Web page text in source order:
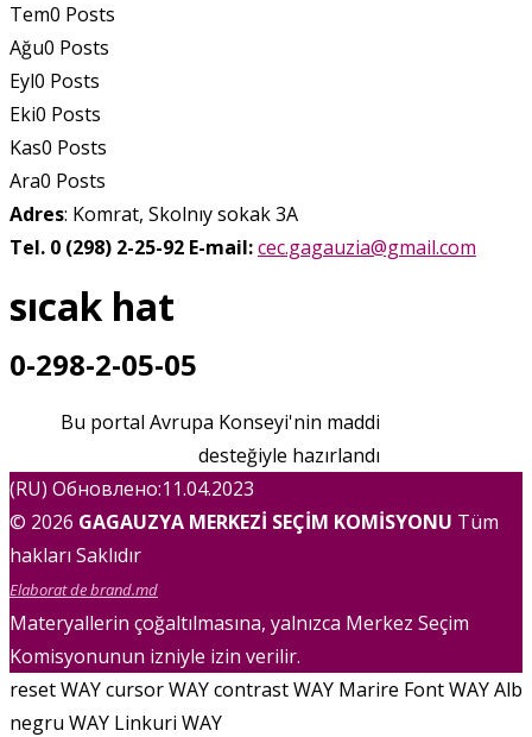
Tem0 Posts
Ağu0 Posts
Eyl0 Posts
Eki0 Posts
Kas0 Posts
Ara0 Posts
Adres: Komrat, Skolnıy sokak 3A
Tel. 0 (298) 2-25-92 E-mail:cec.gagauzia@gmail.com
sıcak hat
0-298-2-05-05
Bu portal Avrupa Konseyi'nin maddi
desteğiyle hazırlandı
(RU) Обновлено:11.04.2023
© 2026 GAGAUZYA MERKEZİ SEÇİM KOMİSYONU Tüm
hakları Saklıdır
Elaborat de brand.md
Materyallerin çoğaltılmasına, yalnızca Merkez Seçim
Komisyonunun izniyle izin verilir.
reset WAYcursor WAYcontrast WAY Marire Font WAYAlb
negru WAY Linkuri WAY